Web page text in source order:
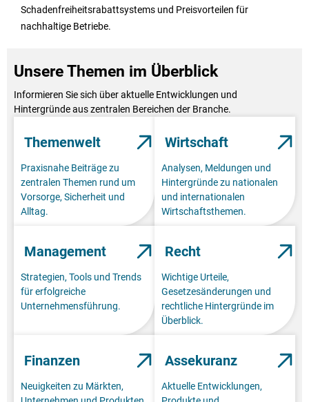
Schadenfreiheitsrabattsystems und Preisvorteilen für
nachhaltige Betriebe.
Unsere Themen im Überblick
Informieren Sie sich über aktuelle Entwicklungen und
Hintergründe aus zentralen Bereichen der Branche.
Themenwelt
Praxisnahe Beiträge zu
zentralen Themen rund um
Vorsorge, Sicherheit und
Alltag.
Wirtschaft
Analysen, Meldungen und
Hintergründe zu nationalen
und internationalen
Wirtschaftsthemen.
Management
Strategien, Tools und Trends
für erfolgreiche
Unternehmensführung.
Recht
Wichtige Urteile,
Gesetzesänderungen und
rechtliche Hintergründe im
Überblick.
Finanzen
Neuigkeiten zu Märkten,
Assekuranz
Aktuelle Entwicklungen,